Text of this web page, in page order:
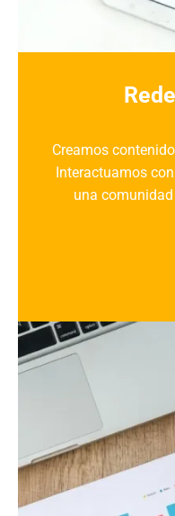
Creamos contenido
Interactuamos
una